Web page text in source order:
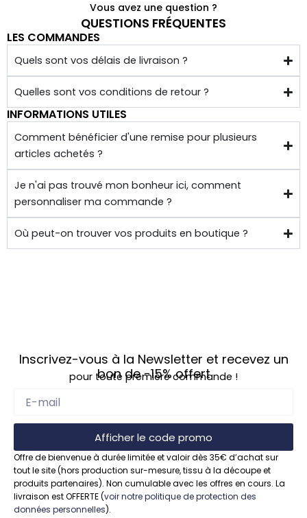
quelq
kilom
ètres
de
chez
soi.
Vous avez une question ?
QUESTIONS FRÉQUENTES
LES COMMANDES
Quels sont vos délais de livraison ?
Quelles sont vos conditions de retour ?
INFORMATIONS UTILES
Comment bénéficier d'une remise pour plusieurs
articles achetés ?
Je n'ai pas trouvé mon bonheur ici, comment
personnaliser ma commande ?
Où peut-on trouver vos produits en boutique ?
Inscrivez-vous à la Newsletter et recevez un
bon de -15% offert
pour toute première commande !
Afficher le code promo
Offre de bienvenue à durée limitée et valoir dès 35€ d’achat sur
tout le site (hors production sur-mesure, tissu à la découpe et
produits partenaires). Non cumulable avec les offres en cours. La
livraison est OFFERTE (voir notre politique de protection des
données personnelles).